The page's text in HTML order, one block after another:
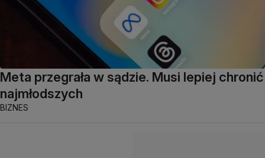
Meta przegrała w sądzie. Musi lepiej chronić
najmłodszych
BIZNES